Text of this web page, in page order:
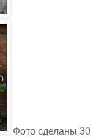
Фото сделаны 30